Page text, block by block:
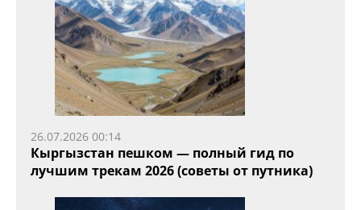
26.07.2026 00:14
Кыргызстан пешком — полный гид по
лучшим трекам 2026 (советы от путника)